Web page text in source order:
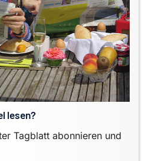
lesen?
Tagblatt abonnieren und